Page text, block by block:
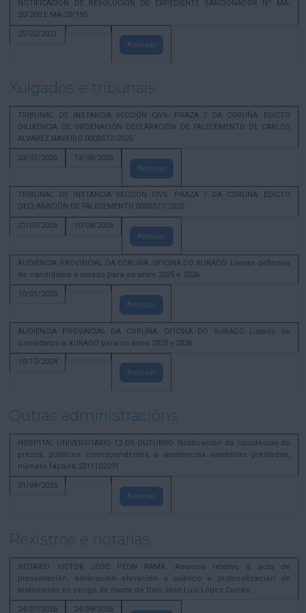
NOTIFICACION DE RESOLUCION DE EXPEDIENTE SANCIONADOR Nº MA-
20/200 E MA-20/195
25/02/2021
Amosar
Xulgados e tribunais
TRIBUNAL DE INSTANCIA SECCIÓN CIVIL PRAZA 7 DA CORUÑA. EDICTO
DILIXENCIA DE ORDENACIÓN DECLARACIÓN DE FALECEMENTO DE CARLOS
ALVAREZ NAVEIRO 0000577/2025
23/07/2026
13/08/2026
Amosar
TRIBUNAL DE INSTANCIA SECCIÓN CIVIL PRAZA 7 DA CORUÑA. EDICTO
DECLARACIÓN DE FALECEMENTO 0000577/2025
21/07/2026
10/08/2026
Amosar
AUDIENCIA PROVINCIAL DA CORUÑA. OFICINA DO XURADO. Listaxe definitiva
de candidatos a xurado para os anos 2025 e 2026
10/01/2025
Amosar
AUDIENCIA PROVINCIAL DA CORUÑA. OFICINA DO XURADO Listado de
candidatos a XURADO para os anos 2025 y 2026.
10/10/2024
Amosar
Outras administracións
HOSPITAL UNIVERSITARIO 12 DE OUTUBRO. Notificación da liquidación de
prezos públicos correspondentes a asistencias sanitarias prestadas,
número factura 2311102291
01/04/2025
Amosar
Rexistros e notarías
NOTARIO VICTOR JOSE PEON RAMA. Anuncio relativo á acta de
presentación, adveración elevación a público e protocolización de
testamento en perigo de morte de Don José-Luís López Currás.
24/07/2026
24/08/2026